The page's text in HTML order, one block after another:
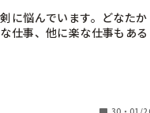
は思いませんが（出来ない、
員など、やりたいもの、ご自分
次の出会いを楽しみにされれ
に悩んでいます。どなたか
仕事、他に楽な仕事もある